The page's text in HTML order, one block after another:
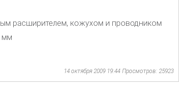
расширителем, кожухом и проводником
мм
14 октября 2009 19:44 Просмотров: 25923